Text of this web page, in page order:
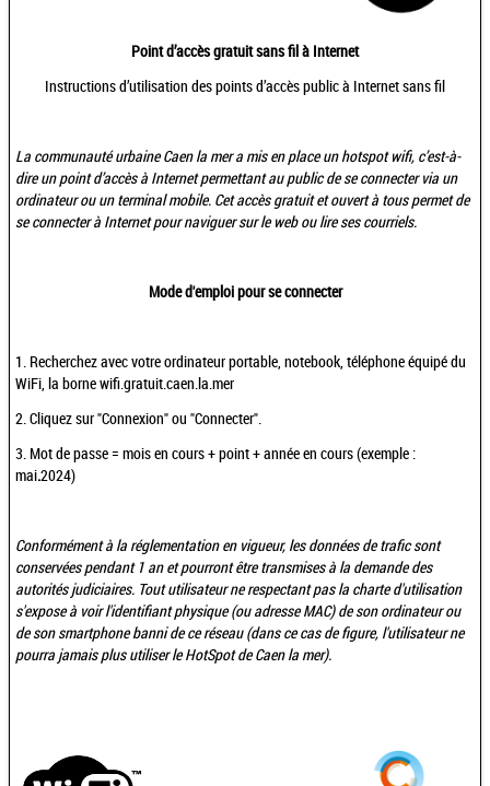
Point d’accès gratuit sans fil à Internet
Instructions d’utilisation des points d’accès public à Internet sans fil
La communauté urbaine Caen la mer a mis en place un hotspot wifi, c’est-à-
dire un point d’accès à Internet permettant au public de se connecter via un
ordinateur ou un terminal mobile. Cet accès gratuit et ouvert à tous permet de
se connecter à Internet pour naviguer sur le web ou lire ses courriels.
Mode d'emploi pour se connecter
1. Recherchez avec votre ordinateur portable, notebook, téléphone équipé du
WiFi, la borne wifi.gratuit.caen.la.mer
2. Cliquez sur "Connexion" ou "Connecter".
3. Mot de passe = mois en cours + point + année en cours (exemple :
mai.2024)
Conformément à la réglementation en vigueur, les données de trafic sont
conservées pendant 1 an et pourront être transmises à la demande des
autorités judiciaires. Tout utilisateur ne respectant pas la charte d'utilisation
s'expose à voir l'identifiant physique (ou adresse MAC) de son ordinateur ou
de son smartphone banni de ce réseau (dans ce cas de figure, l'utilisateur ne
pourra jamais plus utiliser le HotSpot de Caen la mer).